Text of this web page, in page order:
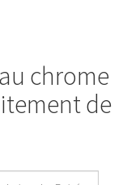
chrome
de